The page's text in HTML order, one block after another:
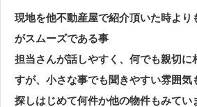
現地を他不動産屋で紹介頂いた時よ
がスムーズである事
担当さんが話しやすく、何でも親切
すが、小さな事でも聞きやすい雰囲気
探しはじめて何件か他の物件もみてい